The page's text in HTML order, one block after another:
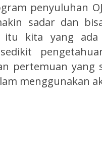
penyuluhan
sadar dan
kita yang ada
pertemuan
menggunakan